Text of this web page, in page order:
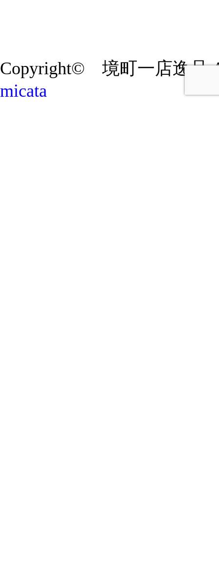
Copyright© 境町一店逸品
micata